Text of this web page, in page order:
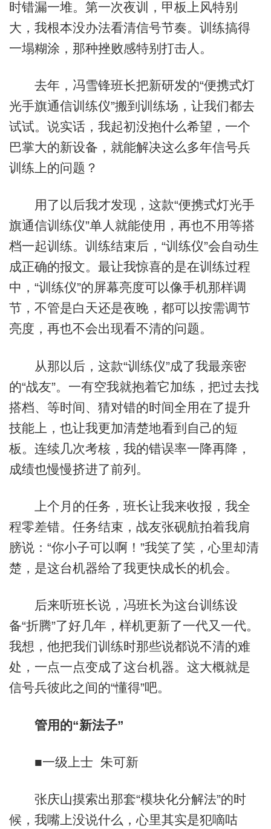
时错漏一堆。第一次夜训，甲板上风特别
大，我根本没办法看清信号节奏。训练搞得
一塌糊涂，那种挫败感特别打击人。
去年，冯雪锋班长把新研发的“便携式灯
光手旗通信训练仪”搬到训练场，让我们都去
试试。说实话，我起初没抱什么希望，一个
巴掌大的新设备，就能解决这么多年信号兵
训练上的问题？
用了以后我才发现，这款“便携式灯光手
旗通信训练仪”单人就能使用，再也不用等搭
档一起训练。训练结束后，“训练仪”会自动生
成正确的报文。最让我惊喜的是在训练过程
中，“训练仪”的屏幕亮度可以像手机那样调
节，不管是白天还是夜晚，都可以按需调节
亮度，再也不会出现看不清的问题。
从那以后，这款“训练仪”成了我最亲密
的“战友”。一有空我就抱着它加练，把过去找
搭档、等时间、猜对错的时间全用在了提升
技能上，也让我更加清楚地看到自己的短
板。连续几次考核，我的错误率一降再降，
成绩也慢慢挤进了前列。
上个月的任务，班长让我来收报，我全
程零差错。任务结束，战友张砚航拍着我肩
膀说：“你小子可以啊！”我笑了笑，心里却清
楚，是这台机器给了我更快成长的机会。
后来听班长说，冯班长为这台训练设
备“折腾”了好几年，样机更新了一代又一代。
我想，他把我们训练时那些说都说不清的难
处，一点一点变成了这台机器。这大概就是
信号兵彼此之间的“懂得”吧。
管用的“新法子”
■一级上士 朱可新
张庆山摸索出那套“模块化分解法”的时
候，我嘴上没说什么，心里其实是犯嘀咕